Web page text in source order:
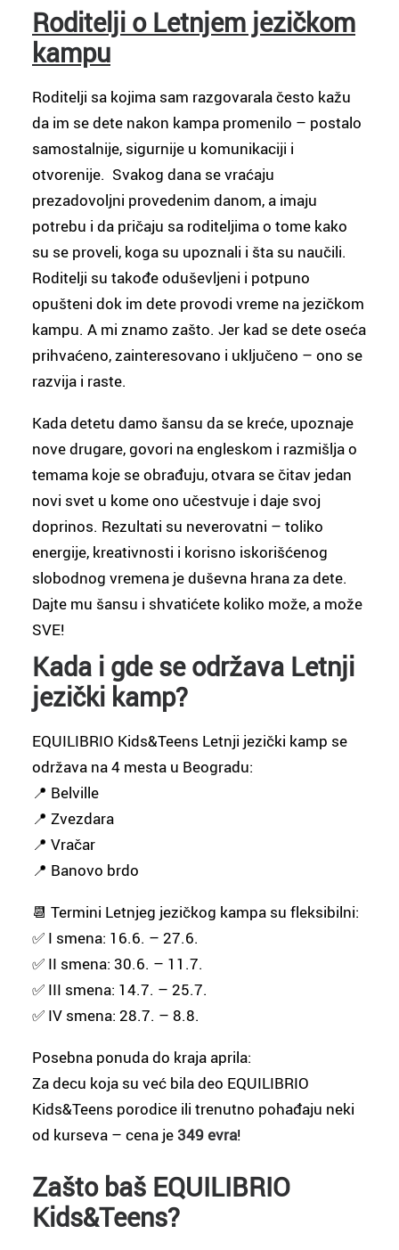
Roditelji o Letnjem jezičkom
kampu
Roditelji sa kojima sam razgovarala često kažu
da im se dete nakon kampa promenilo – postalo
samostalnije, sigurnije u komunikaciji i
otvorenije. Svakog dana se vraćaju
prezadovoljni provedenim danom, a imaju
potrebu i da pričaju sa roditeljima o tome kako
su se proveli, koga su upoznali i šta su naučili.
Roditelji su takođe oduševljeni i potpuno
opušteni dok im dete provodi vreme na jezičkom
kampu. A mi znamo zašto. Jer kad se dete oseća
prihvaćeno, zainteresovano i uključeno – ono se
razvija i raste.
Kada detetu damo šansu da se kreće, upoznaje
nove drugare, govori na engleskom i razmišlja o
temama koje se obrađuju, otvara se čitav jedan
novi svet u kome ono učestvuje i daje svoj
doprinos. Rezultati su neverovatni – toliko
energije, kreativnosti i korisno iskorišćenog
slobodnog vremena je duševna hrana za dete.
Dajte mu šansu i shvatićete koliko može, a može
SVE!
Kada i gde se održava Letnji
jezički kamp?
EQUILIBRIO Kids&Teens Letnji jezički kamp se
održava na 4 mesta u Beogradu:
📍 Belville
📍 Zvezdara
📍 Vračar
📍 Banovo brdo
📆 Termini Letnjeg jezičkog kampa su fleksibilni:
✅ I smena: 16.6. – 27.6.
✅ II smena: 30.6. – 11.7.
✅ III smena: 14.7. – 25.7.
✅ IV smena: 28.7. – 8.8.
Posebna ponuda do kraja aprila:
Za decu koja su već bila deo EQUILIBRIO
Kids&Teens porodice ili trenutno pohađaju neki
od kurseva – cena je349 evra!
Zašto baš EQUILIBRIO
Kids&Teens?